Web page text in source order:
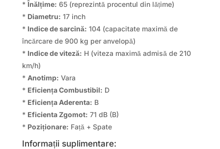
*Înălțime: 65 (reprezintă procentul din lățime)
* Diametru: 17 inch
* Indice de sarcină: 104 (capacitate maximă de
încărcare de 900 kg per anvelopă)
* Indice de viteză: H (viteza maximă admisă de 210
km/h)
* Anotimp: Vara
* Eficiența Combustibil: D
* Eficiența Aderenta: B
* Eficienta Zgomot: 71 dB (B)
* Poziționare: Față + Spate
Informații suplimentare: